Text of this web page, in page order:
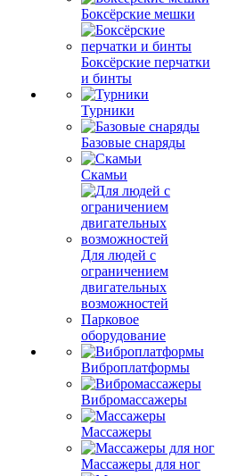
Боксёрские мешки
Боксёрские перчатки
и бинты
Турники
Базовые снаряды
Скамьи
Для людей с
ограничением
двигательных
возможностей
Парковое
оборудование
Виброплатформы
Вибромассажеры
Массажеры
Массажеры для ног